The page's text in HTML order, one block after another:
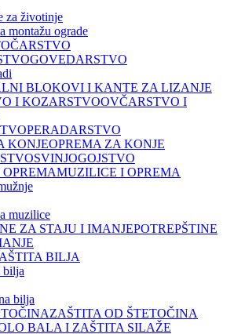
za životinje
montažu ograde
GOVEDARSTVO
BLOKOVI I KANTE ZA LIZANJE
OVČARSTVO I
PERADARSTVO
OPREMA ZA KONJE
SVINJOGOJSTVO
MUZILICE I OPREMA
muzilice
POTREPŠTINE
BILJA
bilja
bilja
ZAŠTITA OD ŠTETOČINA